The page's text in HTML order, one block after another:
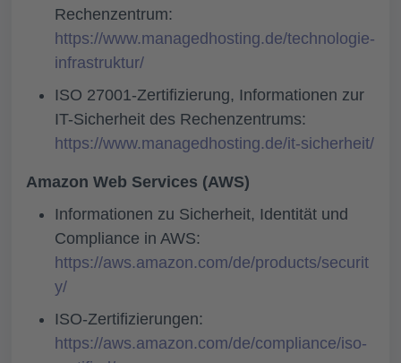
Rechenzentrum:
https://www.managedhosting.de/technologie-
infrastruktur/
ISO 27001-Zertifizierung, Informationen zur
IT-Sicherheit des Rechenzentrums:
https://www.managedhosting.de/it-sicherheit/
Amazon Web Services (AWS)
Informationen zu Sicherheit, Identität und
Compliance in AWS:
https://aws.amazon.com/de/products/securit
y/
ISO-Zertifizierungen:
https://aws.amazon.com/de/compliance/iso-